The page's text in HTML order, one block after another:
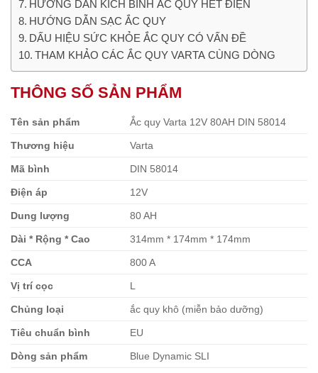
HƯỚNG DẪN KÍCH BÌNH ẮC QUY HẾT ĐIỆN
HƯỚNG DẪN SẠC ẮC QUY
DẤU HIỆU SỨC KHỎE ẮC QUY CÓ VẤN ĐỀ
THAM KHẢO CÁC ẮC QUY VARTA CÙNG DÒNG
THÔNG SỐ SẢN PHẨM
Tên sản phẩm Ắc quy Varta 12V 80AH DIN 58014
Thương hiệu Varta
Mã bình DIN 58014
Điện áp 12V
Dung lượng 80 AH
Dài * Rộng * Cao 314mm * 174mm * 174mm
CCA 800 A
Vị trí cọc L
Chủng loại ắc quy khô (miễn bảo dưỡng)
Tiêu chuẩn bình EU
Dòng sản phẩm Blue Dynamic SLI